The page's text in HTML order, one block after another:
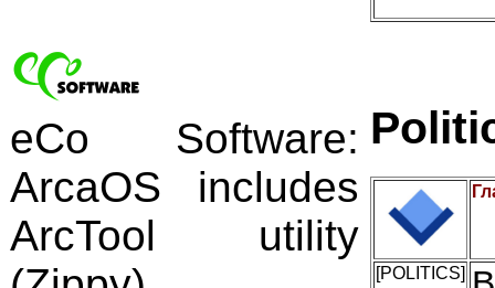
eCo Software:
ArcaOS includes
ArcTool utility
[POLITICS]